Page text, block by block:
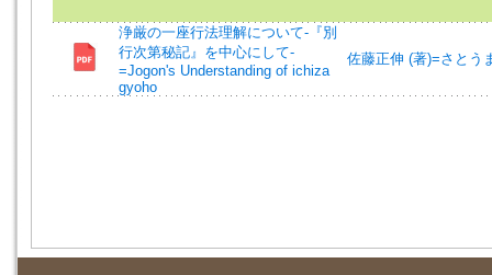
浄厳の一座行法理解について-『別
行次第秘記』を中心にして-
=Jogon's Understanding of ichiza
gyoho
佐藤正伸 (著)=さとう